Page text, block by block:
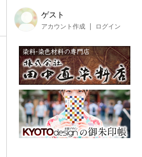
ゲスト
アカウント作成 ログイン